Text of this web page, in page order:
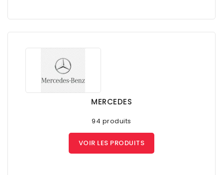
MERCEDES
94 produits
VOIR LES PRODUITS